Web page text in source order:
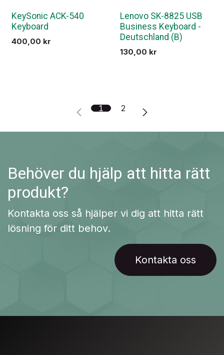
KeySonic ACK-540
Keyboard
400,00 kr
Lenovo SK-8825 USB
Business Keyboard -
Deutschland (B)
130,00 kr
1 2
Behöver du hjälp att hitta rätt
produkt?
Kontakta oss så hjälper vi dig att hitta rätt
lösning för ditt behov.
Kontakta oss